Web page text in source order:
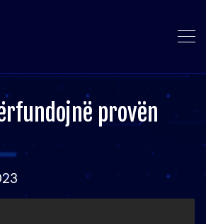
provën